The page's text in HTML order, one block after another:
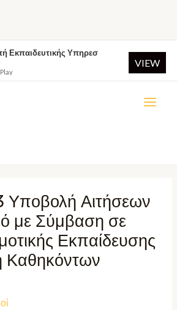
Υποβολή Αιτήσεων
με Σύμβαση σε
Εκπαίδευσης
Καθηκόντων
Εκπαιδευτικής Υπηρεσ
VIEW